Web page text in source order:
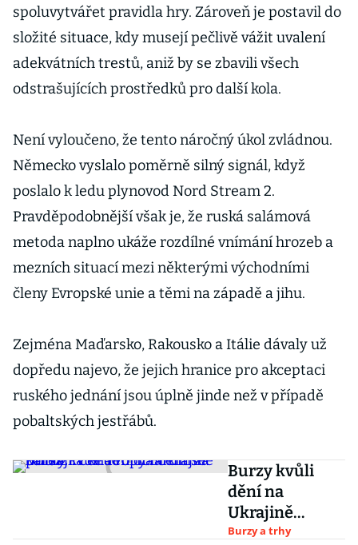
spoluvytvářet pravidla hry. Zároveň je postavil do
složité situace, kdy musejí pečlivě vážit uvalení
adekvátních trestů, aniž by se zbavili všech
odstrašujících prostředků pro další kola.
Není vyloučeno, že tento náročný úkol zvládnou.
Německo vyslalo poměrně silný signál, když
poslalo k ledu plynovod Nord Stream 2.
Pravděpodobnější však je, že ruská salámová
metoda naplno ukáže rozdílné vnímání hrozeb a
mezních situací mezi některými východními
členy Evropské unie a těmi na západě a jihu.
Zejména Maďarsko, Rakousko a Itálie dávaly už
dopředu najevo, že jejich hranice pro akceptaci
ruského jednání jsou úplně jinde než v případě
pobaltských jestřábů.
Burzy kvůli
dění na
Ukrajině
kolísají. Cena
Burzy a trhy